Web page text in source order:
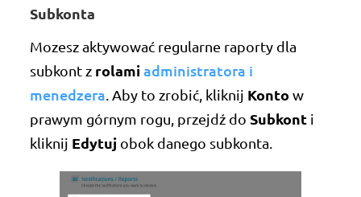
Subkonta
Mozesz aktywować regularne raporty dla
subkont z rolamiadministratora i
menedzera . Aby to zrobić, kliknij Konto w
prawym górnym rogu, przejdź doSubkont i
kliknij Edytuj obok danego subkonta.